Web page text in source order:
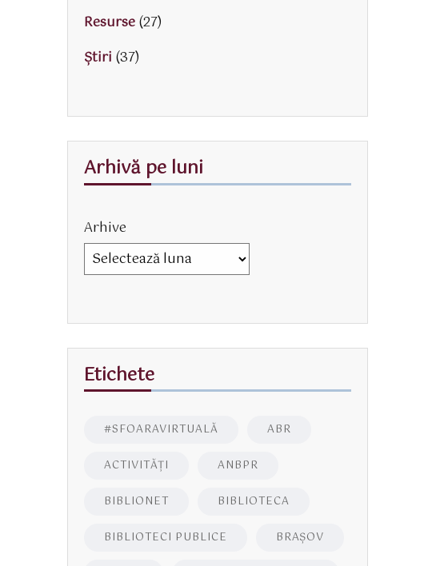
Resurse(27)
Știri (37)
Arhivă pe luni
Arhive
Etichete
#SFOARAVIRTUALĂ ABR
ACTIVITĂŢI ANBPR
BIBLIONET BIBLIOTECA
BIBLIOTECI PUBLICE BRAŞOV